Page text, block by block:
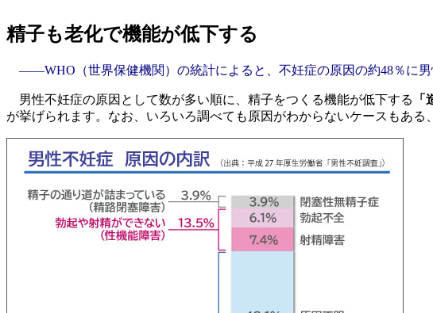
精子も老化で機能が低下する
――WHO（世界保健機関）の統計によると、不妊症の原因の約48％に男
男性不妊症の原因として数が多い順に、精子をつくる機能が低下する
が挙げられます。なお、いろいろ調べても原因がわからないケースもある